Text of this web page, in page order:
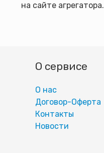
на сайте агрегатора.
О сервисе
О нас
Договор-Оферта
Контакты
Новости